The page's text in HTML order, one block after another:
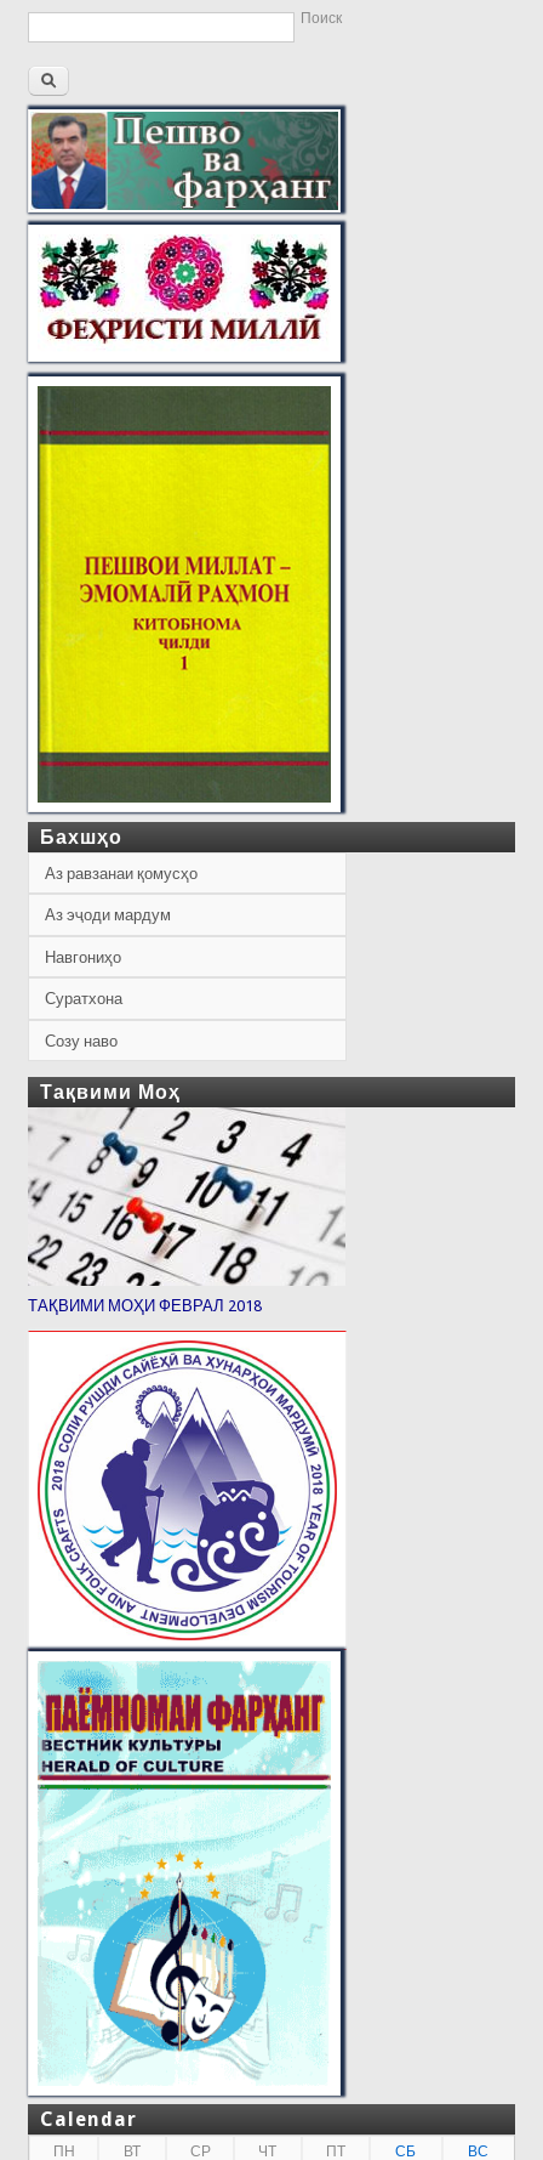
Поиск
Бахшҳо
Аз равзанаи қомусҳо
Аз эҷоди мардум
Навгониҳо
Суратхона
Созу наво
Тақвими Моҳ
ТАҚВИМИ МОҲИ ФЕВРАЛ 2018
Calendar
ПН ВТ СР ЧТ ПТ СБ
ВС